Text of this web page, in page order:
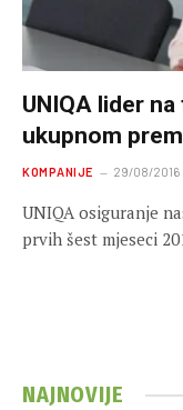
UNIQA lider
ukupnom
KOMPANIJE 29/08/2016
UNIQA osiguranje
prvih šest mjeseci
NAJNOVIJE